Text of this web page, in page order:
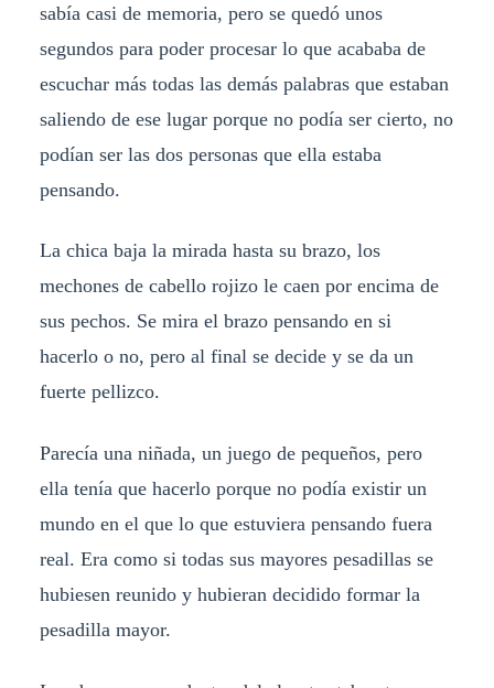
sabía casi de memoria, pero se quedó unos
segundos para poder procesar lo que acababa de
escuchar más todas las demás palabras que estaban
saliendo de ese lugar porque no podía ser cierto, no
podían ser las dos personas que ella estaba
pensando.
La chica baja la mirada hasta su brazo, los
mechones de cabello rojizo le caen por encima de
sus pechos. Se mira el brazo pensando en si
hacerlo o no, pero al final se decide y se da un
fuerte pellizco.
Parecía una niñada, un juego de pequeños, pero
ella tenía que hacerlo porque no podía existir un
mundo en el que lo que estuviera pensando fuera
real. Era como si todas sus mayores pesadillas se
hubiesen reunido y hubieran decidido formar la
pesadilla mayor.